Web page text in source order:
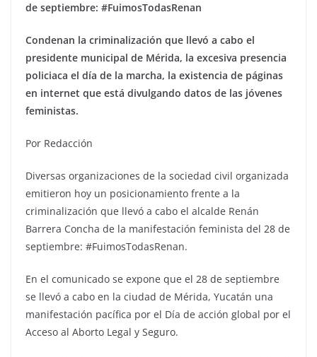
de septiembre: #FuimosTodasRenan
Condenan la criminalización que llevó a cabo el
presidente municipal de Mérida, la excesiva presencia
policiaca el día de la marcha, la existencia de páginas
en internet que está divulgando datos de las jóvenes
feministas.
Por Redacción
Diversas organizaciones de la sociedad civil organizada
emitieron hoy un posicionamiento frente a la
criminalización que llevó a cabo el alcalde Renán
Barrera Concha de la manifestación feminista del 28 de
septiembre: #FuimosTodasRenan.
En el comunicado se expone que el 28 de septiembre
se llevó a cabo en la ciudad de Mérida, Yucatán una
manifestación pacífica por el Día de acción global por el
Acceso al Aborto Legal y Seguro.